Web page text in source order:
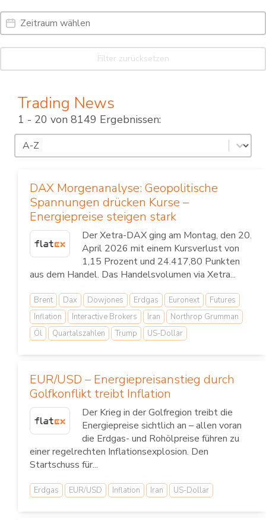
Date Range
Date
Filter zurücksetzen
Trading News
1 - 20 von 8149 Ergebnissen:
Sortierung
Sort content
DAX Morgenanalyse: Geopolitische
Spannungen drücken Kurse –
Energiepreise steigen stark
Der Xetra-DAX ging am Montag, den 20.
April 2026 mit einem Kursverlust von
1,15 Prozent und 24.417,80 Punkten
aus dem Handel. Das Handelsvolumen via Xetra...
Brent Dax Dowjones Erdgas Euronext
Futures
Inflation
Interactive Brokers Iran
Northrop Grumman
Öl
Quartalszahlen Trump US-Dollar
EUR/USD – Energiepreisanstieg durch
Golfkonflikt treibt Inflation
Der Krieg in der Golfregion treibt die
Energiepreise sichtlich an – allen voran
die Erdgas- und Rohölpreise führen zu
einer regelrechten Inflationsexplosion. Den
Startschuss für...
Erdgas EUR/USD Inflation Iran US-Dollar